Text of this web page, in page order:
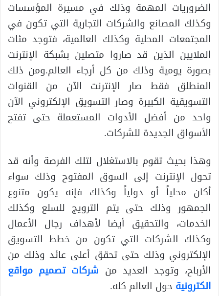
الضروريات المهمة وذلك في مسيرة المؤسسات
وكذلك المصانع والشركات التجارية التي تكون في
المجتمعات المحلية وكذلك العالمية، فتوجد مئات
الملايين الذين قد صاروا متصلين بشبكة الإنترنت
بصورة يومية وذلك من كل أرجاء العالم.ومن ذلك
المنطلق فقط صار الإنترنت الآن من القنوات
التسويقية الكبيرة وصار التسويق الإلكتروني الآن
واحد من أفضل الأدوات المستعملة حتى تفتح
الأسواق الجديدة للشركات.
وهذا بحيث تقوم بالاستغلال لتلك الفرصة وأنه قد
تحول الإنترنت إلى السوق المفتوح وذلك سواء
أكان محلياً أو دولياً وكذلك فإنه يكون متنوع
الجمهور وذلك حتى يتم الترويج للسلع وكذلك
الخدمات، والتحقيق أيضا لأهداف رجال الأعمال
وكذلك الشركات التي تكون من خطط التسويق
الإلكتروني وذلك حتى تحقق أعلى عائد وذلك من
الأرباح، وتوجد العديد من شركات تصميم مواقع
الكترونية حول العالم كله.